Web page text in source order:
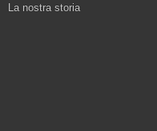
La nostra storia